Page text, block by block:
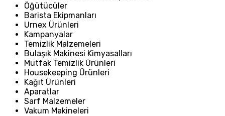
Öğütücüler
Barista Ekipmanları
Urnex Ürünleri
Kampanyalar
Temizlik Malzemeleri
Bulaşık Makinesi Kimyasalları
Mutfak Temizlik Ürünleri
Housekeeping Ürünleri
Kağıt Ürünleri
Aparatlar
Sarf Malzemeler
Vakum Makineleri